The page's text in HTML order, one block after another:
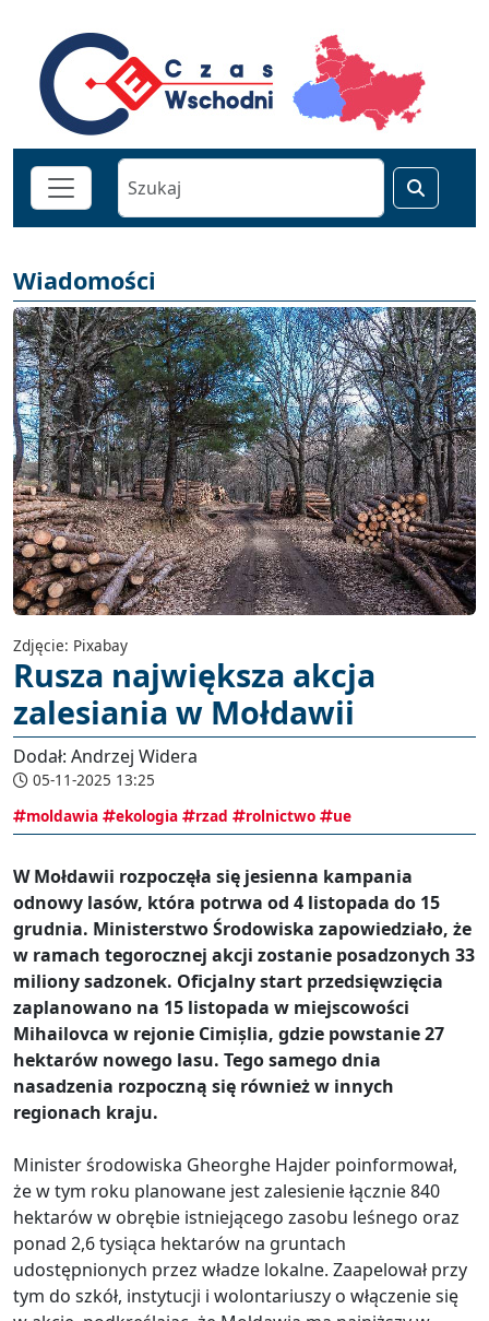
Wiadomości
Zdjęcie: Pixabay
Rusza największa akcja
zalesiania w Mołdawii
Dodał: Andrzej Widera
05-11-2025 13:25
moldawia
ekologia rzad rolnictwo ue
W Mołdawii rozpoczęła się jesienna kampania
odnowy lasów, która potrwa od 4 listopada do 15
grudnia. Ministerstwo Środowiska zapowiedziało, że
w ramach tegorocznej akcji zostanie posadzonych 33
miliony sadzonek. Oficjalny start przedsięwzięcia
zaplanowano na 15 listopada w miejscowości
Mihailovca w rejonie Cimișlia, gdzie powstanie 27
hektarów nowego lasu. Tego samego dnia
nasadzenia rozpoczną się również w innych
regionach kraju.
Minister środowiska Gheorghe Hajder poinformował,
że w tym roku planowane jest zalesienie łącznie 840
hektarów w obrębie istniejącego zasobu leśnego oraz
ponad 2,6 tysiąca hektarów na gruntach
udostępnionych przez władze lokalne. Zaapelował przy
tym do szkół, instytucji i wolontariuszy o włączenie się